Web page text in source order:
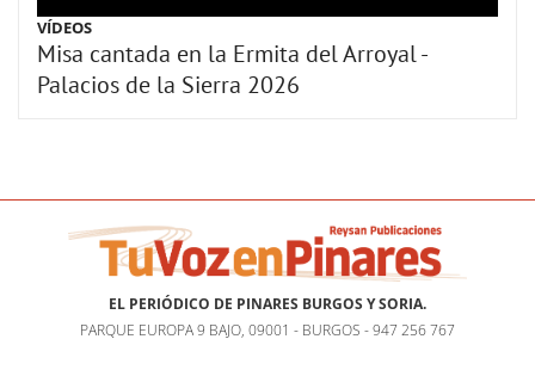
VÍDEOS
Misa cantada en la Ermita del Arroyal -
Palacios de la Sierra 2026
EL PERIÓDICO DE PINARES BURGOS Y SORIA.
PARQUE EUROPA 9 BAJO, 09001 - BURGOS - 947 256 767